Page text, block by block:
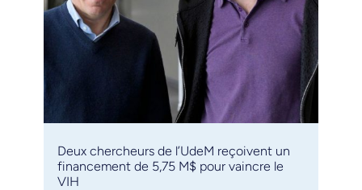
Deux chercheurs de l’UdeM reçoivent un
financement de 5,75 M$ pour vaincre le
VIH